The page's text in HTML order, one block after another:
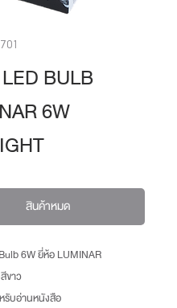
BULB
6W
สินค้าหมด
6W ยี่ห้อ LUMINAR
ขาว
รับอ่านหนังสือ